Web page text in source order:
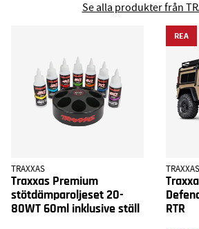
Se alla produkter från
TRAXXAS
Traxxas Premium
stötdämparoljeset 20-
80WT 60ml inklusive ställ
REA
TRAXXAS
RTR